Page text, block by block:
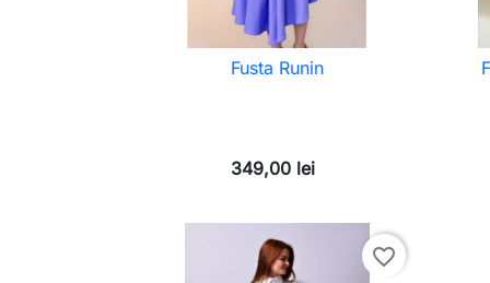
Fusta Runin
349,00 lei
favorite_border